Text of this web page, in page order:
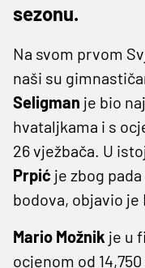
sezonu.
Na svom prvom
naši su
Seligman je bio
hvataljkama i s
26 vježbača. U
Prpić je zbog
bodova, objavio
Mario Možnik je u
ocjenom od